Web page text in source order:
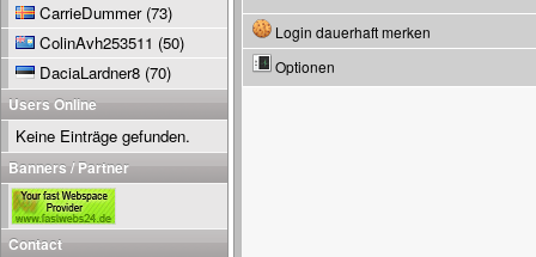
Login dauerhaft merken
Optionen
CarrieDummer(73)
ColinAvh253511 (50)
DaciaLardner8 (70)
Users Online
Keine Einträge gefunden.
Banners / Partner
Contact